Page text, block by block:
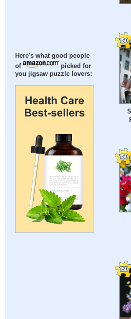
Here's what good people
of
picked for
you jigsaw puzzle lovers: